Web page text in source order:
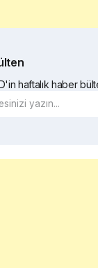
haftalık haber